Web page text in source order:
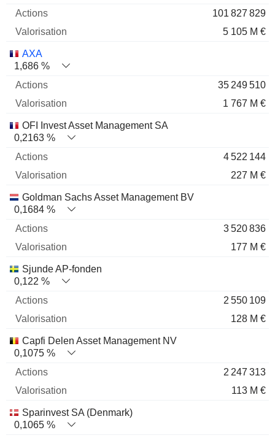
101 827 829
5 105 M €
AXA
1,686 %
35 249 510
1 767 M €
OFI Invest Asset Management SA
0,2163 %
4 522 144
227 M €
Goldman Sachs Asset Management BV
0,1684 %
3 520 836
177 M €
Sjunde AP-fonden
0,122 %
2 550 109
128 M €
Capfi Delen Asset Management NV
0,1075 %
2 247 313
113 M €
Sparinvest SA (Denmark)
0,1065 %